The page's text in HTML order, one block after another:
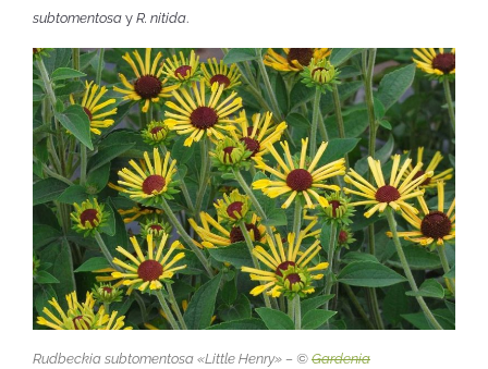
subtomentosa y R. nitida.
Rudbeckia subtomentosa «Little Henry» – © Gardenia